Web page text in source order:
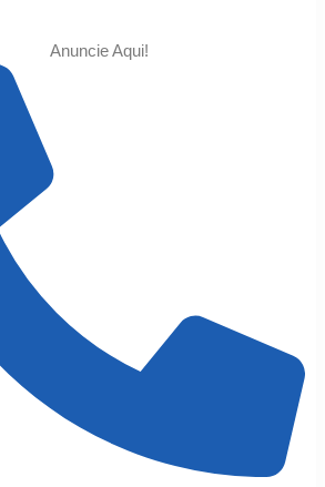
Anuncie Aqui!